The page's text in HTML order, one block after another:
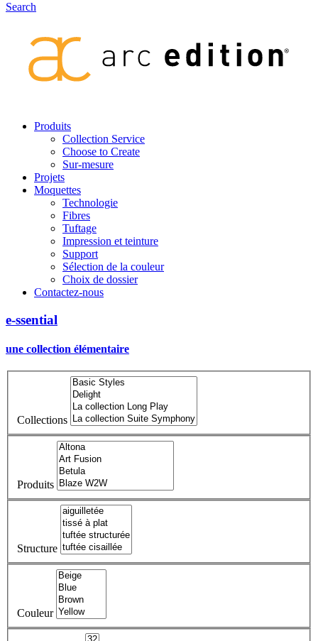
Search
Main
navigation
Produits
Collection Service
Choose to Create
Sur-mesure
Projets
Moquettes
Technologie
Fibres
Tuftage
Impression et teinture
Support
Sélection de la couleur
Choix de dossier
Contactez-nous
e-ssential
une collection élémentaire
Collections
Produits
Structure
Couleur